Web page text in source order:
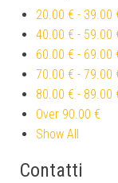
20.00 € - 39.00
40.00 € - 59.00
60.00 € - 69.00
70.00 € - 79.00
80.00 € - 89.00
Over 90.00 €
Show All
Contatti